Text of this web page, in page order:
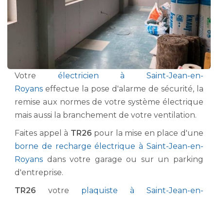
Votre électricien à Saint-Jean-en-
Royans effectue la pose d'alarme de sécurité, la
remise aux normes de votre système électrique
mais aussi la branchement de votre ventilation.
Faites appel à TR26 pour la mise en place d'une
borne de recharge électrique à Saint-Jean-en-
Royans dans votre garage ou sur un parking
d'entreprise.
TR26 votre plaquiste à Saint-Jean-en-